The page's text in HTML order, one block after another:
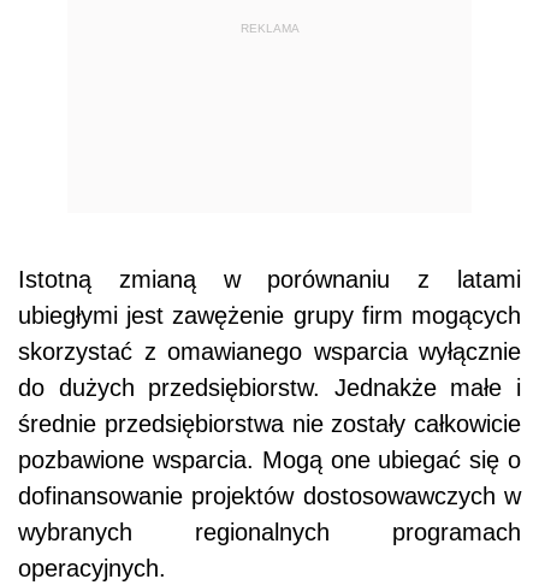
REKLAMA
Istotną zmianą w porównaniu z latami
ubiegłymi jest zawężenie grupy firm mogących
skorzystać z omawianego wsparcia wyłącznie
do dużych przedsiębiorstw. Jednakże małe i
średnie przedsiębiorstwa nie zostały całkowicie
pozbawione wsparcia. Mogą one ubiegać się o
dofinansowanie projektów dostosowawczych w
wybranych regionalnych programach
operacyjnych.